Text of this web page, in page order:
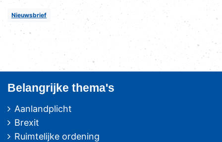
Nieuwsbrief
Belangrijke thema's
Aanlandplicht
Brexit
Ruimtelijke ordening